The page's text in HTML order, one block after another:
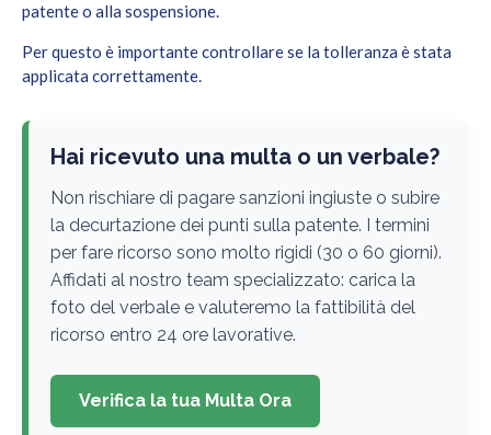
patente o alla sospensione.
Per questo è importante controllare se la tolleranza è stata
applicata correttamente.
Hai ricevuto una multa o un verbale?
Non rischiare di pagare sanzioni ingiuste o subire
la decurtazione dei punti sulla patente. I termini
per fare ricorso sono molto rigidi (30 o 60 giorni).
Affidati al nostro team specializzato: carica la
foto del verbale e valuteremo la fattibilità del
ricorso entro 24 ore lavorative.
Verifica la tua Multa Ora